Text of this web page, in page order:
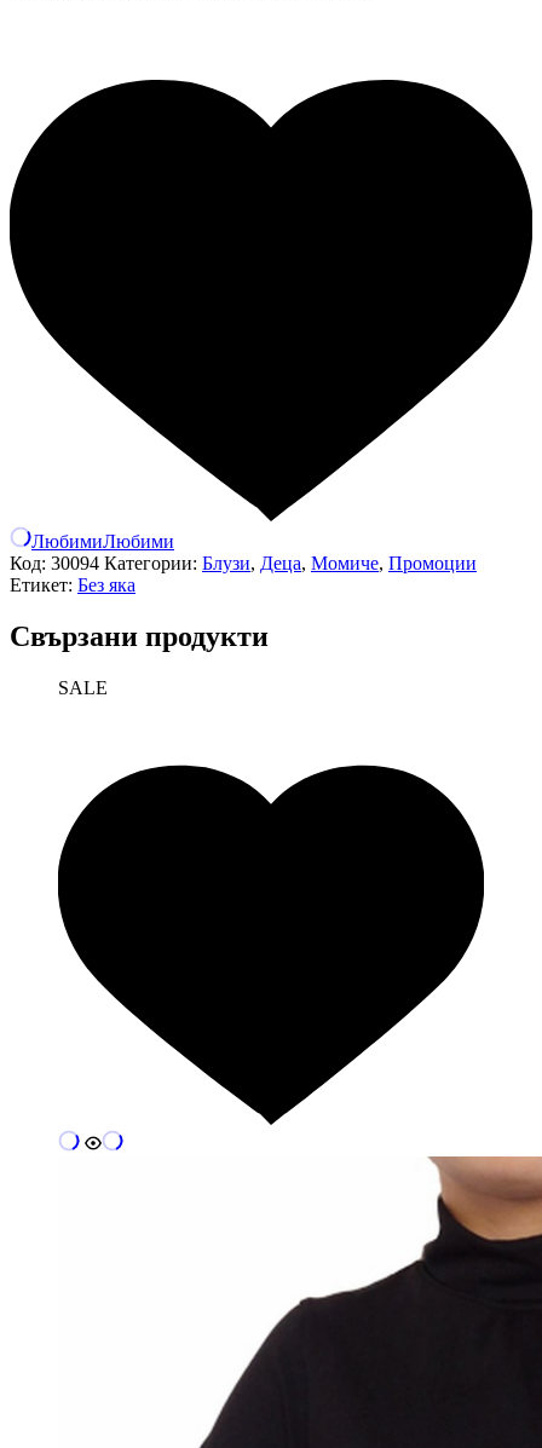
ЛюбимиЛюбими
Код: 30094 Категории: Блузи, Деца, Момиче, Промоции
Етикет: Без яка
Свързани продукти
SALE